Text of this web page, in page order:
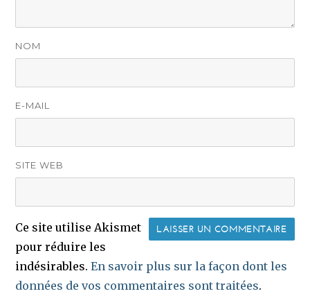
NOM
E-MAIL
SITE WEB
Ce site utilise Akismet
pour réduire les
indésirables.En savoir plus sur la façon dont les
données de vos commentaires sont traitées.